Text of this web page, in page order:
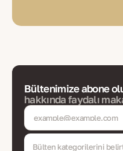
Bültenimize abone
hakkında faydalı
Bülten kategorilerini